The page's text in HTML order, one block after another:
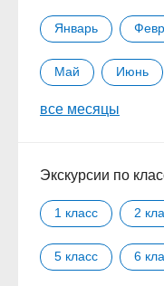
Январь
Май Июнь
Сентябрь
все месяцы
Экскурсии по
1 класс 2
5 класс 6